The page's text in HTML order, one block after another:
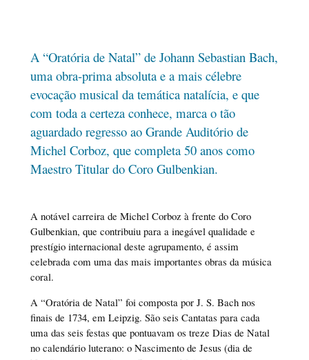
A “Oratória de Natal” de Johann Sebastian Bach,
uma obra-prima absoluta e a mais célebre
evocação musical da temática natalícia, e que
com toda a certeza conhece, marca o tão
aguardado regresso ao Grande Auditório de
Michel Corboz, que completa 50 anos como
Maestro Titular do Coro Gulbenkian.
A notável carreira de Michel Corboz à frente do Coro
Gulbenkian, que contribuiu para a inegável qualidade e
prestígio internacional deste agrupamento, é assim
celebrada com uma das mais importantes obras da música
coral.
A “Oratória de Natal” foi composta por J. S. Bach nos
finais de 1734, em Leipzig. São seis Cantatas para cada
uma das seis festas que pontuavam os treze Dias de Natal
no calendário luterano: o Nascimento de Jesus (dia de